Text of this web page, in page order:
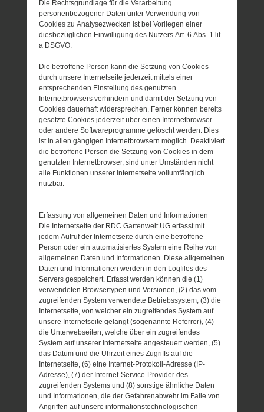
Die Rechtsgrundlage für die Verarbeitung
personenbezogener Daten unter Verwendung von
Cookies zu Analysezwecken ist bei Vorliegen einer
diesbezüglichen Einwilligung des Nutzers Art. 6 Abs. 1 lit.
a DSGVO.
Die betroffene Person kann die Setzung von Cookies
durch unsere Internetseite jederzeit mittels einer
entsprechenden Einstellung des genutzten
Internetbrowsers verhindern und damit der Setzung von
Cookies dauerhaft widersprechen. Ferner können bereits
gesetzte Cookies jederzeit über einen Internetbrowser
oder andere Softwareprogramme gelöscht werden. Dies
ist in allen gängigen Internetbrowsern möglich. Deaktiviert
die betroffene Person die Setzung von Cookies in dem
genutzten Internetbrowser, sind unter Umständen nicht
alle Funktionen unserer Internetseite vollumfänglich
nutzbar.
Erfassung von allgemeinen Daten und Informationen
Die Internetseite der RDC Gartenwelt UG erfasst mit
jedem Aufruf der Internetseite durch eine betroffene
Person oder ein automatisiertes System eine Reihe von
allgemeinen Daten und Informationen. Diese allgemeinen
Daten und Informationen werden in den Logfiles des
Servers gespeichert. Erfasst werden können die (1)
verwendeten Browsertypen und Versionen, (2) das vom
zugreifenden System verwendete Betriebssystem, (3) die
Internetseite, von welcher ein zugreifendes System auf
unsere Internetseite gelangt (sogenannte Referrer), (4)
die Unterwebseiten, welche über ein zugreifendes
System auf unserer Internetseite angesteuert werden, (5)
das Datum und die Uhrzeit eines Zugriffs auf die
Internetseite, (6) eine Internet-Protokoll-Adresse (IP-
Adresse), (7) der Internet-Service-Provider des
zugreifenden Systems und (8) sonstige ähnliche Daten
und Informationen, die der Gefahrenabwehr im Falle von
Angriffen auf unsere informationstechnologischen